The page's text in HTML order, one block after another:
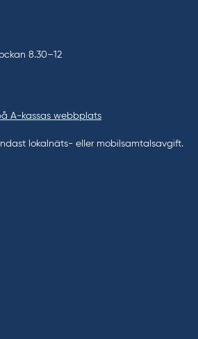
8.30–12
A-kassas webbplats
lokalnäts- eller mobilsamtalsavgift.